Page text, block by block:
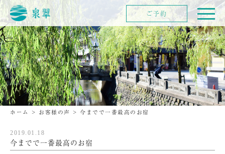
ホーム > お客様の声 > 今までで一番最高のお宿
2019.01.18
今までで一番最高のお宿
ご予約